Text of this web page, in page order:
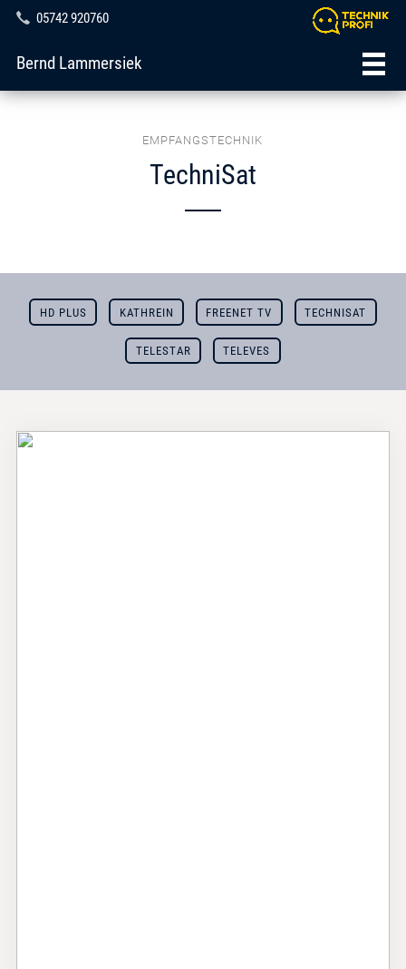
05742 920760
Bernd Lammersiek
EMPFANGSTECHNIK
TechniSat
HD PLUS KATHREIN FREENET TV TECHNISAT
TELESTAR TELEVES